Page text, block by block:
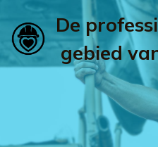
De
gebied